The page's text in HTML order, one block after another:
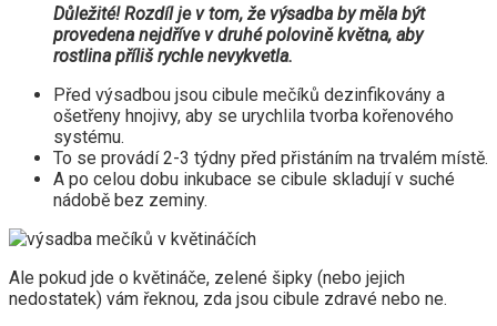
Důležité! Rozdíl je v tom, že výsadba by měla být
provedena nejdříve v druhé polovině května, aby
rostlina příliš rychle nevykvetla.
Před výsadbou jsou cibule mečíků dezinfikovány a
ošetřeny hnojivy, aby se urychlila tvorba kořenového
systému.
To se provádí 2-3 týdny před přistáním na trvalém místě.
A po celou dobu inkubace se cibule skladují v suché
nádobě bez zeminy.
Ale pokud jde o květináče, zelené šipky (nebo jejich
nedostatek) vám řeknou, zda jsou cibule zdravé nebo ne.